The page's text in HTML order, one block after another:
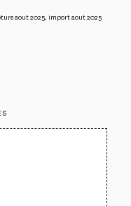
aout 2025, import aout 2025